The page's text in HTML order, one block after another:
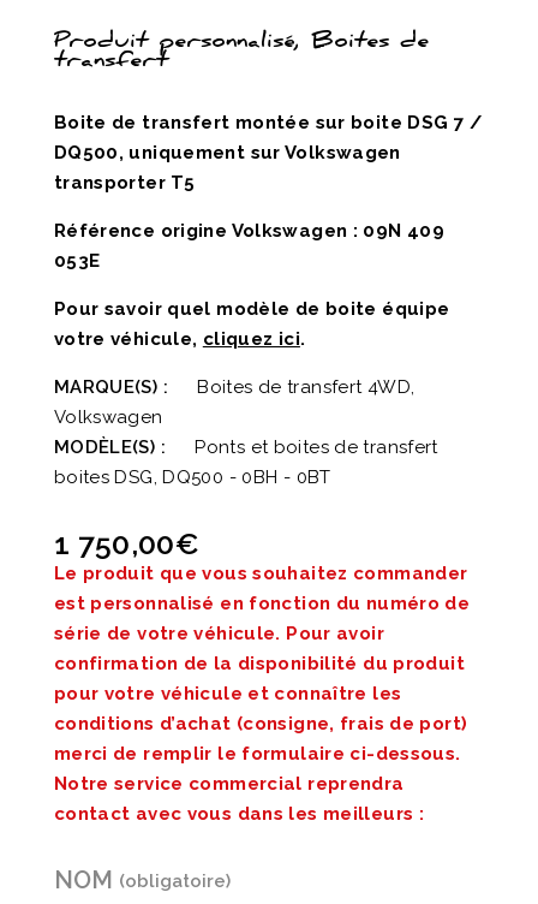
Produit personnalisé, Boites de
transfert
Boite de transfert montée sur boite DSG 7 /
DQ500, uniquement sur Volkswagen
transporter T5
Référence origine Volkswagen : 09N 409
053E
Pour savoir quel modèle de boite équipe
votre véhicule, cliquez ici.
MARQUE(S) :
Boites de transfert 4WD,
Volkswagen
MODÈLE(S) :
Ponts et boites de transfert
boites DSG, DQ500 - 0BH - 0BT
1 750,00€
Le produit que vous souhaitez commander
est personnalisé en fonction du numéro de
série de votre véhicule. Pour avoir
confirmation de la disponibilité du produit
pour votre véhicule et connaître les
conditions d’achat (consigne, frais de port)
merci de remplir le formulaire ci-dessous.
Notre service commercial reprendra
contact avec vous dans les meilleurs :
NOM